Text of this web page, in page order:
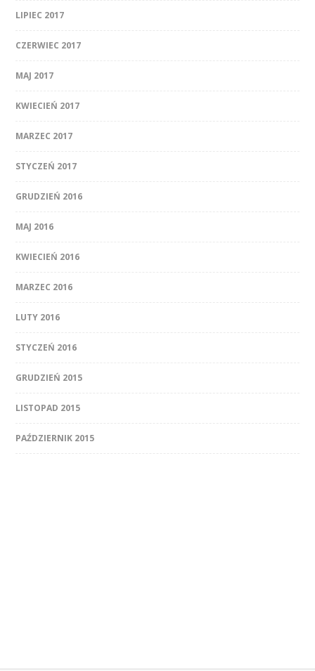
LIPIEC 2017
CZERWIEC 2017
MAJ 2017
KWIECIEŃ 2017
MARZEC 2017
STYCZEŃ 2017
GRUDZIEŃ 2016
MAJ 2016
KWIECIEŃ 2016
MARZEC 2016
LUTY 2016
STYCZEŃ 2016
GRUDZIEŃ 2015
LISTOPAD 2015
PAŹDZIERNIK 2015